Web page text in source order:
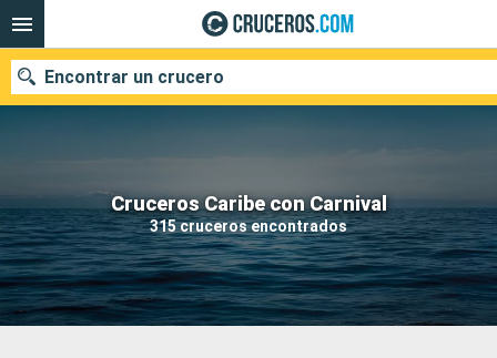
Cruceros Caribe con Carnival
315 cruceros encontrados
Encontrar un crucero
Nuestros destinos
Fecha de salida
Puertos Compañías